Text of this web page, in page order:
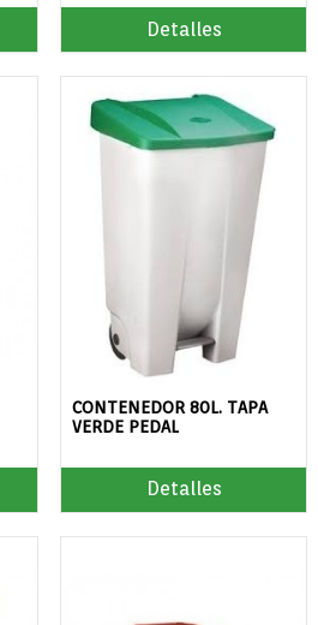
Detalles
CONTENEDOR 80L. TAPA
VERDE PEDAL
Detalles